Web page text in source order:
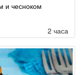
и чесноком
2 часа